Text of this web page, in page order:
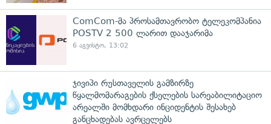
ComCom-მა პროსამთავრობო ტელეკომპანია
POSTV 2 500 ლარით დააჯარიმა
6 აგვისტო, 13:02
ჯივიპი რუსთაველის გამზირზე
წყალმომარაგების ქსელების სარეაბილიტაციო
არეალში მომხდარი ინციდენტის შესახებ
განცხადებას ავრცელებს